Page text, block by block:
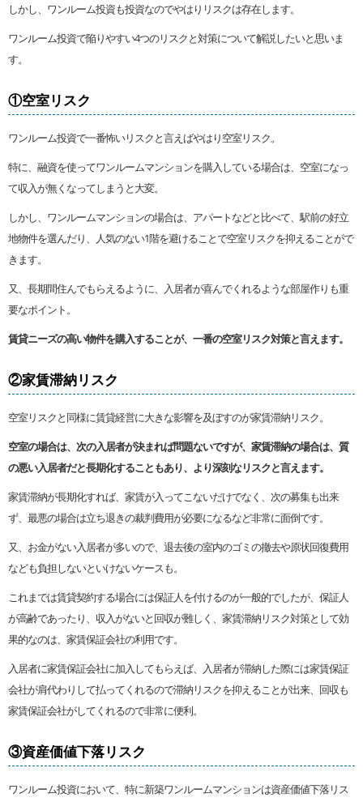
しかし、ワンルーム投資も投資なのでやはりリスクは存在します。
ワンルーム投資で陥りやすい4つのリスクと対策について解説したいと思いま
す。
①空室リスク
ワンルーム投資で一番怖いリスクと言えばやはり空室リスク。
特に、融資を使ってワンルームマンションを購入している場合は、空室になっ
て収入が無くなってしまうと大変。
しかし、ワンルームマンションの場合は、アパートなどと比べて、駅前の好立
地物件を選んだり、人気のない1階を避けることで空室リスクを抑えることがで
きます。
又、長期間住んでもらえるように、入居者が喜んでくれるような部屋作りも重
要なポイント。
賃貸ニーズの高い物件を購入することが、一番の空室リスク対策と言えます。
②家賃滞納リスク
空室リスクと同様に賃貸経営に大きな影響を及ぼすのが家賃滞納リスク。
空室の場合は、次の入居者が決まれば問題ないですが、家賃滞納の場合は、質
の悪い入居者だと長期化することもあり、より深刻なリスクと言えます。
家賃滞納が長期化すれば、家賃が入ってこないだけでなく、次の募集も出来
ず、最悪の場合は立ち退きの裁判費用が必要になるなど非常に面倒です。
又、お金がない入居者が多いので、退去後の室内のゴミの撤去や原状回復費用
なども負担しないといけないケースも。
これまでは賃貸契約する場合には保証人を付けるのが一般的でしたが、保証人
が高齢であったり、収入がないと回収が難しく、家賃滞納リスク対策として効
果的なのは、家賃保証会社の利用です。
入居者に家賃保証会社に加入してもらえば、入居者が滞納した際には家賃保証
会社が肩代わりして払ってくれるので滞納リスクを抑えることが出来、回収も
家賃保証会社がしてくれるので非常に便利。
③資産価値下落リスク
ワンルーム投資において、特に新築ワンルームマンションは資産価値下落リス